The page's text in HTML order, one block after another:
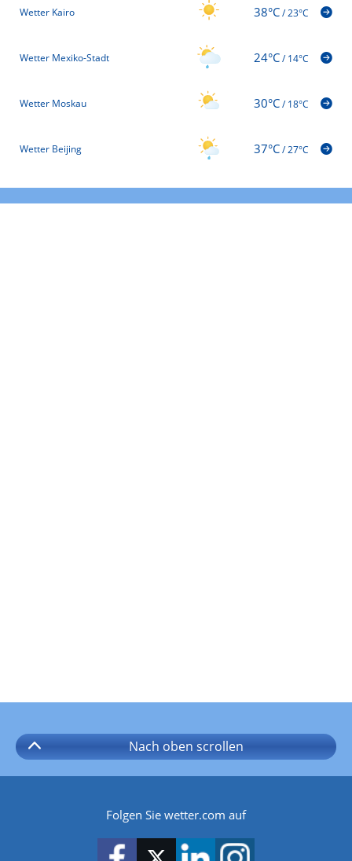
Wetter Kairo 38°C/23°C
Wetter Mexiko-Stadt 24°C/14°C
Wetter Moskau 30°C/18°C
Wetter Beijing 37°C/27°C
Nach oben scrollen
Folgen Sie wetter.com auf